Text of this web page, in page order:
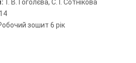
Г. В. Гоголєва, С. І. Сотнікова
зошит 6 рік